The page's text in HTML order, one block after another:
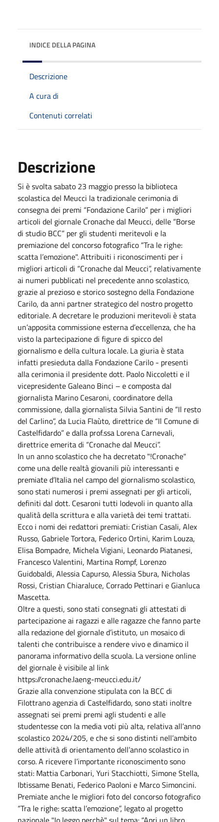
INDICE DELLA PAGINA
Descrizione
A cura di
Contenuti correlati
Descrizione
Si è svolta sabato 23 maggio presso la biblioteca
scolastica del Meucci la tradizionale cerimonia di
consegna dei premi “Fondazione Carilo” per i migliori
articoli del giornale Cronache dal Meucci, delle “Borse
di studio BCC” per gli studenti meritevoli e la
premiazione del concorso fotografico “Tra le righe:
scatta l’emozione". Attribuiti i riconoscimenti per i
migliori articoli di “Cronache dal Meucci”, relativamente
ai numeri pubblicati nel precedente anno scolastico,
grazie al prezioso e storico sostegno della Fondazione
Carilo, da anni partner strategico del nostro progetto
editoriale. A decretare le produzioni meritevoli è stata
un’apposita commissione esterna d’eccellenza, che ha
visto la partecipazione di figure di spicco del
giornalismo e della cultura locale. La giuria è stata
infatti presieduta dalla Fondazione Carilo - presenti
alla cerimonia il presidente dott. Paolo Niccoletti e il
vicepresidente Galeano Binci – e composta dal
giornalista Marino Cesaroni, coordinatore della
commissione, dalla giornalista Silvia Santini de “Il resto
del Carlino”, da Lucia Flaùto, direttrice de “Il Comune di
Castelfidardo” e dalla prof.ssa Lorena Carnevali,
direttrice emerita di “Cronache dal Meucci”.
In un anno scolastico che ha decretato "!Cronache"
come una delle realtà giovanili più interessanti e
premiate d’Italia nel campo del giornalismo scolastico,
sono stati numerosi i premi assegnati per gli articoli,
definiti dal dott. Cesaroni tutti lodevoli in quanto alla
qualità della scrittura e alla varietà dei temi trattati.
Ecco i nomi dei redattori premiati: Cristian Casali, Alex
Russo, Gabriele Tortora, Federico Ortini, Karim Louza,
Elisa Bompadre, Michela Vigiani, Leonardo Piatanesi,
Francesco Valentini, Martina Rompf, Lorenzo
Guidobaldi, Alessia Capurso, Alessia Sbura, Nicholas
Rossi, Cristian Chiaraluce, Corrado Pettinari e Gianluca
Mascetta.
Oltre a questi, sono stati consegnati gli attestati di
partecipazione ai ragazzi e alle ragazze che fanno parte
alla redazione del giornale d’istituto, un mosaico di
talenti che contribuisce a rendere vivo e dinamico il
panorama informativo della scuola. La versione online
del giornale è visibile al link
https://cronache.laeng-meucci.edu.it/
Grazie alla convenzione stipulata con la BCC di
Filottrano agenzia di Castelfidardo, sono stati inoltre
assegnati sei premi premi agli studenti e alle
studentesse con la media voti più alta, relativa all’anno
scolastico 2024/205, e che si sono distinti nell’ambito
delle attività di orientamento dell’anno scolastico in
corso. A ricevere l’importante riconoscimento sono
stati: Mattia Carbonari, Yuri Stacchiotti, Simone Stella,
Ibtissame Benati, Federico Paoloni e Marco Simoncini.
Premiate anche le migliori foto del concorso fotografico
“Tra le righe: scatta l’emozione”, legato al progetto